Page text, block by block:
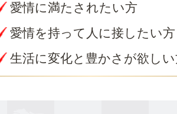
愛情に満たされたい方
愛情を持って人に接したい方
生活に変化と豊かさが欲し